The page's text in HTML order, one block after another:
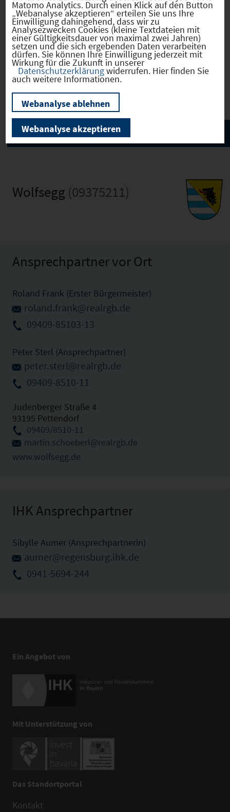
Verkehrsinfrastruktur
Kommunale Infrastruktur
Wolfsegg (09375211)
Ansprechpartner vor Ort
Roland Frank (Erster Bürgermeister)
roland.frank@realrgb.de
09409-85103-13
Peter Sterl (Ansprechpartner)
peter.sterl@realrgb.de
09409-8510-11
Judenberger Straße 4
93195 Pettendorf
09409/8510-11
martin.schoeberl@realrgb.de
www.wolfsegg.de
IHK Ansprechpartner
Sibylle Aumer (Ansprechpartnerin)
aumer@regensburg.ihk.de
0941-5694-244
Ein Angebot von
Mit Unterstützung von
Das Standortportal
Kontakt
Matomo Analytics. Durch einen Klick auf den Button
„Webanalyse akzeptieren“ erteilen Sie uns Ihre
Einwilligung dahingehend, dass wir zu
Analysezwecken Cookies (kleine Textdateien mit
einer Gültigkeitsdauer von maximal zwei Jahren)
setzen und die sich ergebenden Daten verarbeiten
dürfen. Sie können Ihre Einwilligung jederzeit mit
Wirkung für die Zukunft in unserer
Datenschutzerklärungwiderrufen. Hier finden Sie
auch weitere Informationen.
Webanalyse ablehnen
Webanalyse akzeptieren